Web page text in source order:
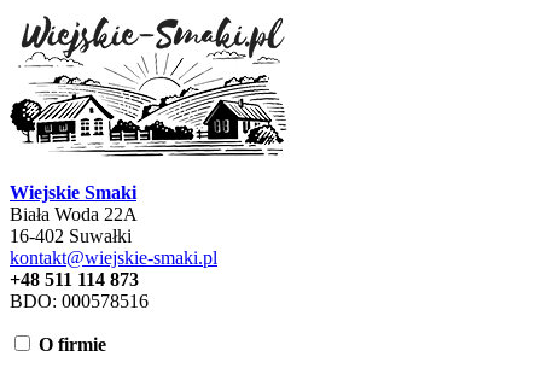
Wiejskie Smaki
Biała Woda 22A
16-402 Suwałki
kontakt@wiejskie-smaki.pl
+48 511 114 873
BDO: 000578516
O firmie